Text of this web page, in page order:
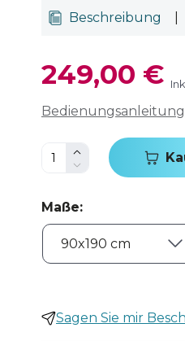
Beschreibung
249,00 €
Maße:
Sagen Sie mir